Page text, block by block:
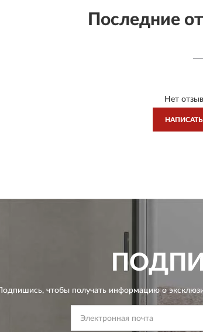
Последние
Нет
Подпишись, чтобы получать информацию о